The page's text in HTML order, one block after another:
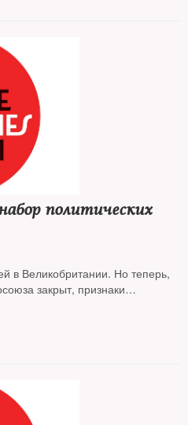
политических
в Великобритании. Но теперь,
закрыт, признаки
конфликтов уже